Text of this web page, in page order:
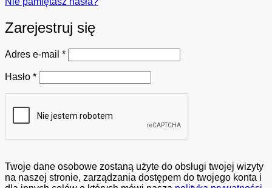
Zarejestruj się
Adres e-mail *Wymagane
Hasło *Wymagane
Twoje dane osobowe zostaną użyte do obsługi twojej wizyty
na naszej stronie, zarządzania dostępem do twojego konta i